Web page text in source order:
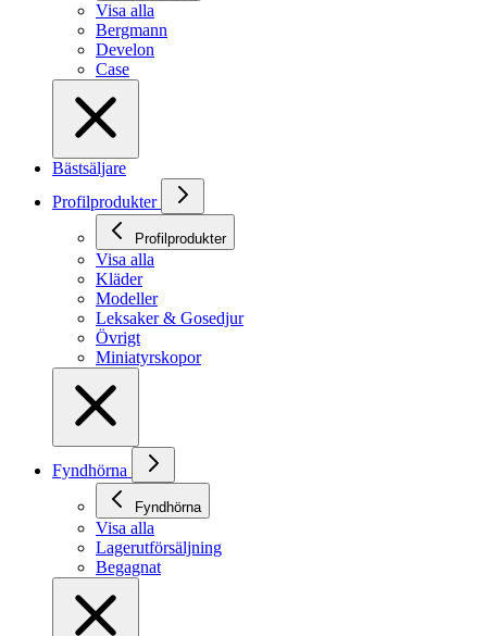
Visa alla
Bergmann
Develon
Case
Bästsäljare
Profilprodukter
Profilprodukter
Visa alla
Kläder
Modeller
Leksaker & Gosedjur
Övrigt
Miniatyrskopor
Fyndhörna
Fyndhörna
Visa alla
Lagerutförsäljning
Begagnat